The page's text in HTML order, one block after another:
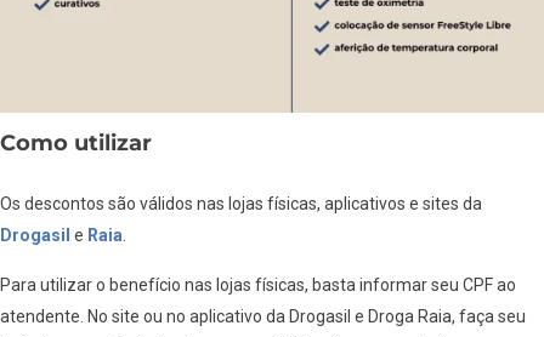
Como utilizar
Os descontos são válidos nas lojas físicas, aplicativos e sites da
Drogasil e Raia
Para utilizar o benefício nas lojas físicas, basta informar seu CPF ao
atendente. No site ou no aplicativo da Drogasil e Droga Raia, faça seu